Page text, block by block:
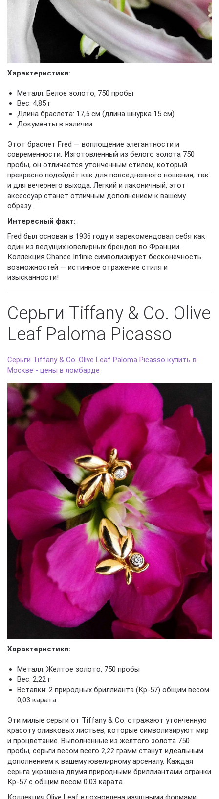
Характеристики:
Металл: Белое золото, 750 пробы
Вес: 4,85 г
Длина браслета: 17,5 см (длина шнурка 15 см)
Документы в наличии
Этот браслет Fred — воплощение элегантности и
современности. Изготовленный из белого золота 750
пробы, он отличается утонченным стилем, который
прекрасно подойдёт как для повседневного ношения, так
и для вечернего выхода. Легкий и лаконичный, этот
аксессуар станет отличным дополнением к вашему
образу.
Интересный факт:
Fred был основан в 1936 году и зарекомендовал себя как
один из ведущих ювелирных брендов во Франции.
Коллекция Chance Infinie символизирует бесконечность
возможностей — истинное отражение стиля и
изысканности!
Серьги Tiffany & Co. Olive
Leaf Paloma Picasso
Серьги Tiffany & Co. Olive Leaf Paloma Picasso купить в
Москве - цены в ломбарде
Характеристики:
Металл: Желтое золото, 750 пробы
Вес: 2,22 г
Вставки: 2 природных бриллианта (Кр-57) общим весом
0,03 карата
Эти милые серьги от Tiffany & Co. отражают утонченную
красоту оливковых листьев, которые символизируют мир
и процветание. Выполненные из желтого золота 750
пробы, серьги весом всего 2,22 грамм станут идеальным
дополнением к вашему ювелирному арсеналу. Каждая
серьга украшена двумя природными бриллиантами огранки
Кр-57 с общим весом 0,03 карата.
Коллекция Olive Leaf вдохновлена изящными формами